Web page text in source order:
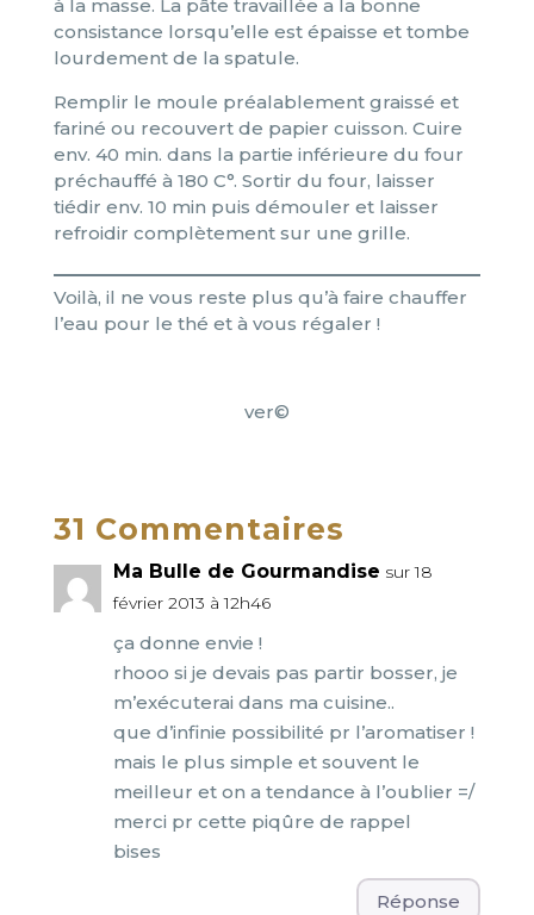
à la masse. La pâte travaillée a la bonne
consistance lorsqu’elle est épaisse et tombe
lourdement de la spatule.
Remplir le moule préalablement graissé et
fariné ou recouvert de papier cuisson. Cuire
env. 40 min. dans la partie inférieure du four
préchauffé à 180 C°. Sortir du four, laisser
tiédir env. 10 min puis démouler et laisser
refroidir complètement sur une grille.
Voilà, il ne vous reste plus qu’à faire chauffer
l’eau pour le thé et à vous régaler !
ver©
31 Commentaires
Ma Bulle de Gourmandise sur 18
février 2013 à 12h46
ça donne envie !
rhooo si je devais pas partir bosser, je
m’exécuterai dans ma cuisine..
que d’infinie possibilité pr l’aromatiser !
mais le plus simple et souvent le
meilleur et on a tendance à l’oublier =/
merci pr cette piqûre de rappel
bises
Réponse